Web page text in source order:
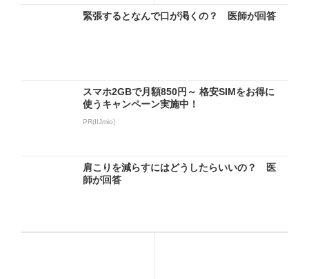
緊張するとなんで口が渇くの？ 医師が回答
スマホ2GBで月額850円～ 格安SIMをお得に
使うキャンペーン実施中！
PR(IIJmio)
肩こりを減らすにはどうしたらいいの？ 医
師が回答